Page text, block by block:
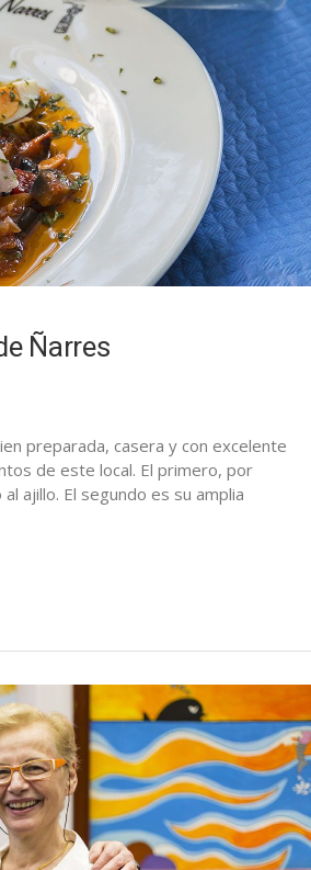
Ñarres
preparada, casera y con excelente
de este local. El primero, por
ajillo. El segundo es su amplia